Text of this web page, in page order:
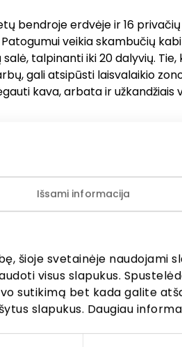
Išsami informacija
šioje svetainėje naudojami
visus slapukus.
sutikimą bet kada galite
slapukus. Daugiau
bendroje erdvėje ir 16
veikia skambučių
talpinanti iki 20 dalyvių.
gali atsipūsti laisvalaikio
kava, arbata ir užkandžiais
įskaičiuota“ principas – nuo
parkavimo su lengvatinėmis
profesionalams,
biuro Kauno centre.
menininkų kūriniai,